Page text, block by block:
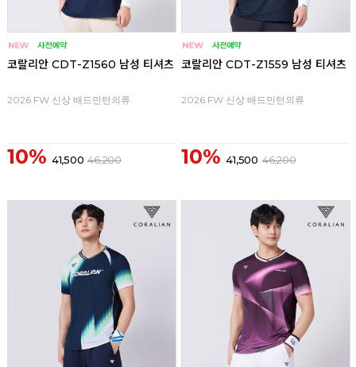
코랄리안 CDT-Z1560 남성 티셔츠
2026 FW 신상 배드민턴의류
10% 41,500 46,200
코랄리안 CDT-Z1559 남성 티셔츠
2026 FW 신상 배드민턴의류
10% 41,500 46,200